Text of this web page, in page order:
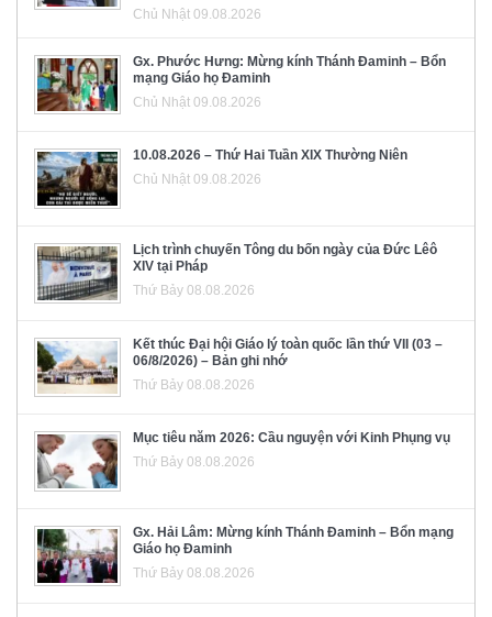
Chủ Nhật 09.08.2026
Gx. Phước Hưng: Mừng kính Thánh Đaminh – Bổn
mạng Giáo họ Đaminh
Chủ Nhật 09.08.2026
10.08.2026 – Thứ Hai Tuần XIX Thường Niên
Chủ Nhật 09.08.2026
Lịch trình chuyến Tông du bốn ngày của Đức Lêô
XIV tại Pháp
Thứ Bảy 08.08.2026
Kết thúc Đại hội Giáo lý toàn quốc lần thứ VII (03 –
06/8/2026) – Bản ghi nhớ
Thứ Bảy 08.08.2026
Mục tiêu năm 2026: Cầu nguyện với Kinh Phụng vụ
Thứ Bảy 08.08.2026
Gx. Hải Lâm: Mừng kính Thánh Đaminh – Bổn mạng
Giáo họ Đaminh
Thứ Bảy 08.08.2026